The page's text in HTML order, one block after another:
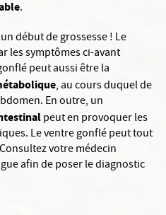
.
début de grossesse ! Le
les symptômes ci-avant
peut aussi être la
, au cours duquel de
En outre, un
peut en provoquer les
Le ventre gonflé peut tout
votre médecin
afin de poser le diagnostic